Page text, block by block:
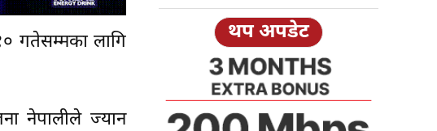
गतेसम्मका लागि
नेपालीले ज्यान
थप अपडेट